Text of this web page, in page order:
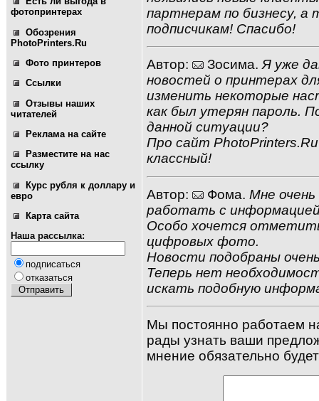
фотопринтерах
Обозрения
PhotoPrinters.Ru
Фото принтеров
Ссылки
Отзывы наших
читателей
Реклама на сайте
Разместите на нас
ссылку
Курс рубля к доллару и
евро
Карта сайта
Наша рассылка:
подписаться
отказаться
партнерам по бизнесу,
подписчикам! Спасибо!
Автор: Зосима.Я уже
новостей о принтерах
изменить некоторые
как был утерян пароль.
данной ситуации?
Про сайт
классный!
Автор: Фома. Мне
работать с
Особо хочется
цифровых фото.
Новости подобраны
Теперь нет
искать подобную
Мы постоянно работаем
рады узнать ваши
мнение обязательно